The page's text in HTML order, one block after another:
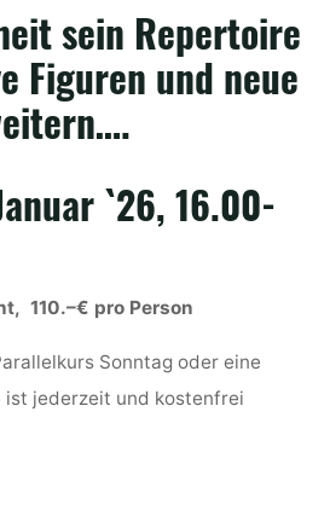
sein Repertoire
Figuren und neue
`26, 16.00-
110.–€ pro Person
Sonntag oder eine
jederzeit und kostenfrei